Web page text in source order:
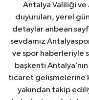
Antalya Valiliği ve
duyuruları, yerel
detaylar anbean
sevdamız
ve spor haberleriyle
başkenti
ticaret gelişmelerine
yakından takip